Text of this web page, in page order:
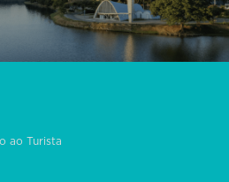
ao Turista